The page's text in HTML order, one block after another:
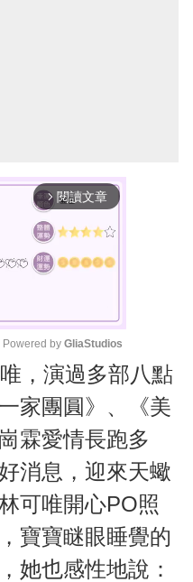
arrow_forward_ios 閱讀文章
M
u
t
e
Powered by GliaStudios
，演過多部八點
家團圓》、《美
霖愛情長跑多
消息，迎來天蠍
可唯開心PO照
寶寶瞇眼睡覺的
她也感性地說：